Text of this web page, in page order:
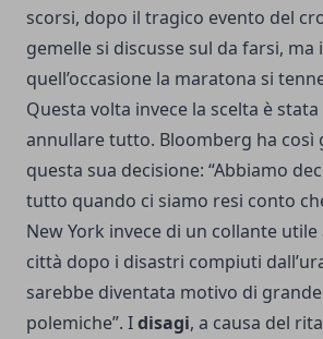
scorsi, dopo il tragico evento del
gemelle si discusse sul da farsi, ma
quell’occasione la maratona si
Questa volta invece la scelta è
annullare tutto. Bloomberg ha così
questa sua decisione: “Abbiamo
tutto quando ci siamo resi conto
New York invece di un collante
città dopo i disastri compiuti dall’
sarebbe diventata motivo di
polemiche”. Idisagi, a causa del